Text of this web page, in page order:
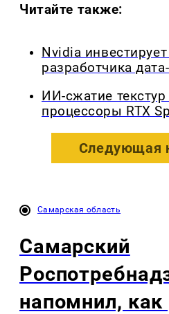
Читайте также:
Nvidia
разработчика
ИИ-сжатие
процессоры RTX
Следующая
Самарская область
Самарский
напомнил, как